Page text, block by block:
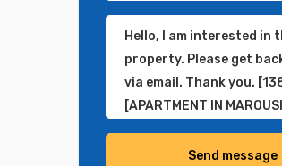
Send message